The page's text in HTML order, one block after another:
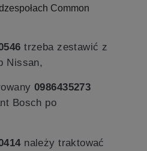
Common
trzeba zestawić z
Nissan,
0986435273
Bosch po
należy traktować